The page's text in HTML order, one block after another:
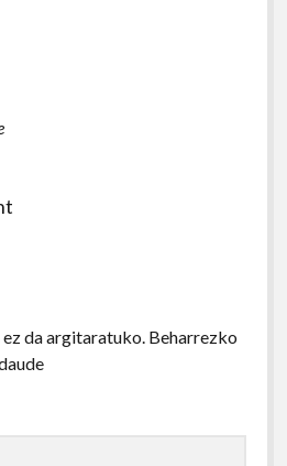
da argitaratuko. Beharrezko